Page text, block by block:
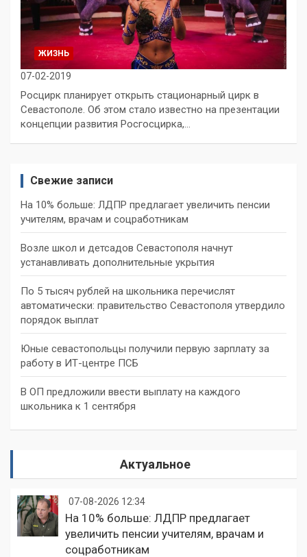
ЖИЗНЬ
07-02-2019
Росцирк планирует открыть стационарный цирк в
Севастополе. Об этом стало известно на презентации
концепции развития Росгосцирка,…
Свежие записи
На 10% больше: ЛДПР предлагает увеличить пенсии
учителям, врачам и соцработникам
Возле школ и детсадов Севастополя начнут
устанавливать дополнительные укрытия
По 5 тысяч рублей на школьника перечислят
автоматически: правительство Севастополя утвердило
порядок выплат
Юные севастопольцы получили первую зарплату за
работу в ИТ-центре ПСБ
В ОП предложили ввести выплату на каждого
школьника к 1 сентября
Актуальное
07-08-2026 12:34
На 10% больше: ЛДПР предлагает
увеличить пенсии учителям, врачам и
соцработникам